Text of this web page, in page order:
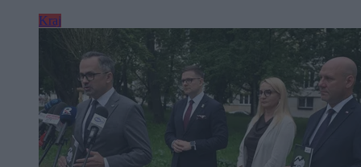
Kraj